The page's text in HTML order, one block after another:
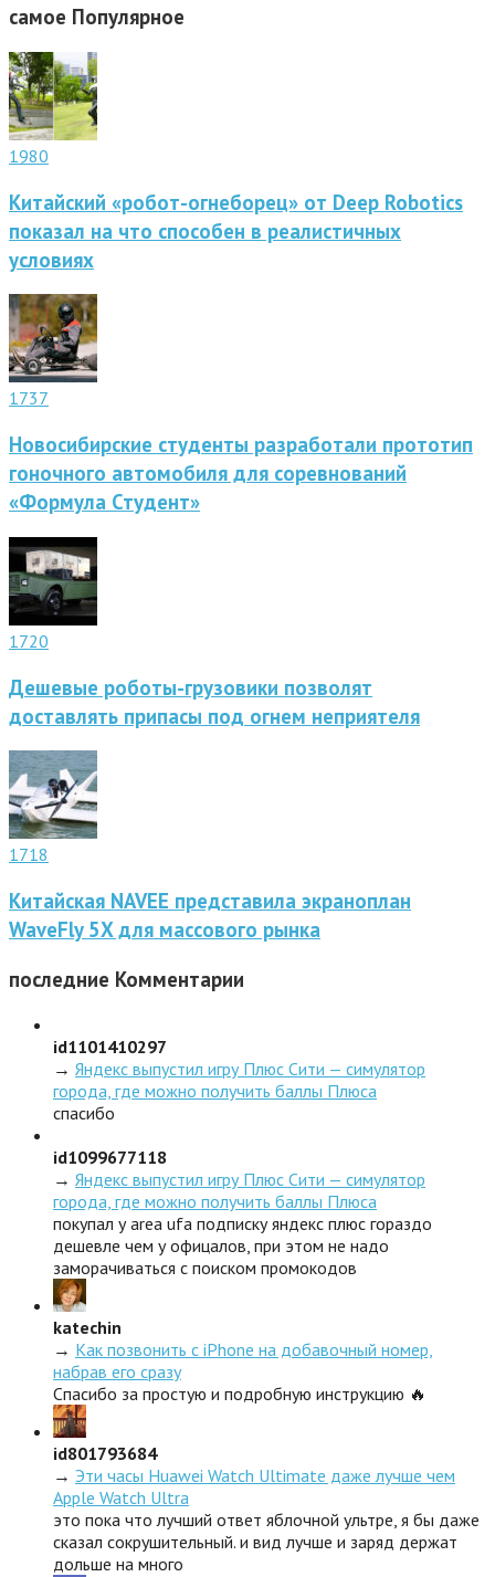
самое Популярное
1980
Китайский «робот-огнеборец» от Deep Robotics
показал на что способен в реалистичных
условиях
1737
Новосибирские студенты разработали прототип
гоночного автомобиля для соревнований
«Формула Студент»
1720
Дешевые роботы-грузовики позволят
доставлять припасы под огнем неприятеля
1718
Китайская NAVEE представила экраноплан
WaveFly 5X для массового рынка
последние Комментарии
id1101410297
→ Яндекс выпустил игру Плюс Сити — симулятор
города, где можно получить баллы Плюса
спасибо
id1099677118
→ Яндекс выпустил игру Плюс Сити — симулятор
города, где можно получить баллы Плюса
покупал у area ufa подписку яндекс плюс гораздо
дешевле чем у офицалов, при этом не надо
заморачиваться с поиском промокодов
katechin
→ Как позвонить с iPhone на добавочный номер,
набрав его сразу
Спасибо за простую и подробную инструкцию 🔥
id801793684
→ Эти часы Huawei Watch Ultimate даже лучше чем
Apple Watch Ultra
это пока что лучший ответ яблочной ультре, я бы даже
сказал сокрушительный. и вид лучше и заряд держат
дольше на много